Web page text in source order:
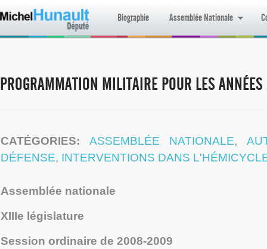
Biographie Assemblée Nationale
PROGRAMMATION MILITAIRE POUR LES
CATÉGORIES: ASSEMBLÉE NATIONALE,
DÉFENSE, INTERVENTIONS DANS
Assemblée nationale
XIIIe législature
Session ordinaire de 2008-2009